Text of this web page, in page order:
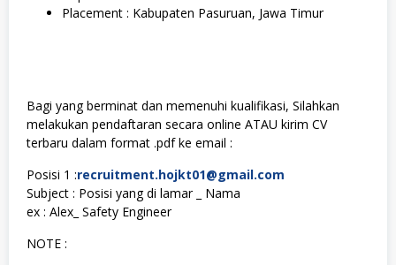
Placement : Kabupaten Pasuruan, Jawa Timur
Bagi yang berminat dan memenuhi kualifikasi, Silahkan
melakukan pendaftaran secara online ATAU kirim CV
terbaru dalam format .pdf ke email :
Posisi 1 :recruitment.hojkt01@gmail.com
Subject : Posisi yang di lamar _ Nama
ex : Alex_ Safety Engineer
NOTE :